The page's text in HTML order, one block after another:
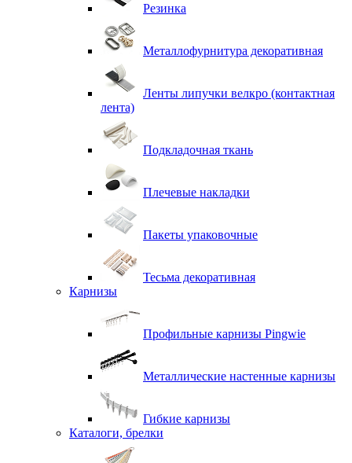
Резинка
Металлофурнитура декоративная
Ленты липучки велкро (контактная
лента)
Подкладочная ткань
Плечевые накладки
Пакеты упаковочные
Тесьма декоративная
Карнизы
Профильные карнизы Pingwie
Металлические настенные карнизы
Гибкие карнизы
Каталоги, брелки